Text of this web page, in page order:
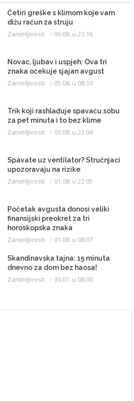
Četiri greške s klimom koje vam
dižu račun za struju
Zanimljivosti 06.08. u 21:16
Novac, ljubav i uspjeh: Ova tri
znaka očekuje sjajan avgust
Zanimljivosti 05.08. u 08:10
Trik koji rashlađuje spavaću sobu
za pet minuta i to bez klime
Zanimljivosti 03.08. u 22:04
Spavate uz ventilator? Stručnjaci
upozoravaju na rizike
Zanimljivosti 01.08. u 22:05
Početak avgusta donosi veliki
finansijski preokret za tri
horoskopska znaka
Zanimljivosti 01.08. u 08:07
Skandinavska tajna: 15 minuta
dnevno za dom bez haosa!
Zanimljivosti 30.07. u 08:00